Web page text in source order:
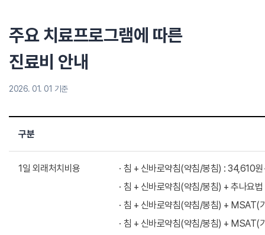
주요 치료프로그램에 따른
진료비 안내
2026. 01. 01 기준
구분
1일 외래처치비용
침 + 신바로약침(약침/봉침) : 34,610
침 + 신바로약침(약침/봉침) + 추나요
침 + 신바로약침(약침/봉침) +
침 + 신바로약침(약침/봉침) +